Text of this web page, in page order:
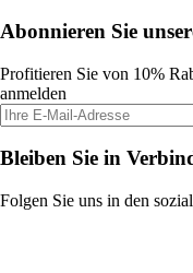
Abonnieren Sie
Profitieren Sie von 10%
anmelden
Bleiben Sie in
Folgen Sie uns in den